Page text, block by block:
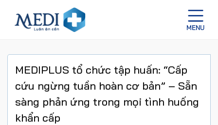
MEDIPLUS tổ chức tập huấn: “Cấp
cứu ngừng tuần hoàn cơ bản” – Sẵn
sàng phản ứng trong mọi tình huống
khẩn cấp